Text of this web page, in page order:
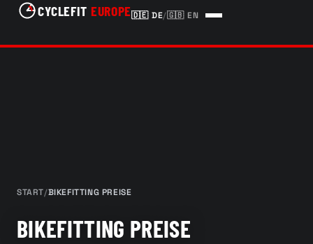
CYCLEFIT EUROPE🇩🇪 DE/🇬🇧 EN
START/BIKEFITTING PREISE
BIKEFITTING PREISE